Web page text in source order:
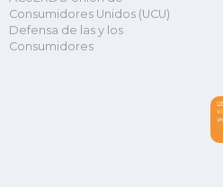
Consumidores Unidos (UCU)
Defensa de las y los
Consumidores